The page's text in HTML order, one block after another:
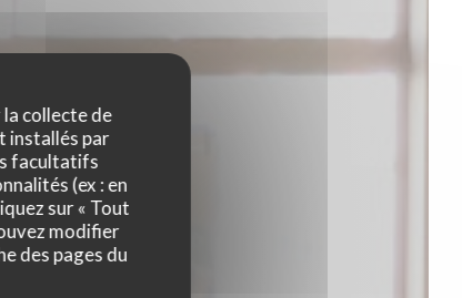
collecte de
installés par
facultatifs
(ex : en
sur « Tout
modifier
des pages du